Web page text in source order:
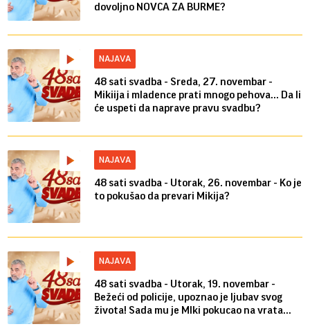
dovoljno NOVCA ZA BURME?
NAJAVA
48 sati svadba - Sreda, 27. novembar -
Mikiija i mladence prati mnogo pehova... Da li
će uspeti da naprave pravu svadbu?
NAJAVA
48 sati svadba - Utorak, 26. novembar - Ko je
to pokušao da prevari Mikija?
NAJAVA
48 sati svadba - Utorak, 19. novembar -
Bežeći od policije, upoznao je ljubav svog
života! Sada mu je MIki pokucao na vrata...